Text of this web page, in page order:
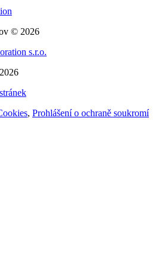
© 2026
s.r.o.
, Prohlášení o ochraně soukromí